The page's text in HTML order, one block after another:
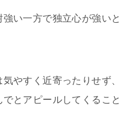
い一方で独立心が強いと
やすく近寄ったりせず、
とアピールしてくること